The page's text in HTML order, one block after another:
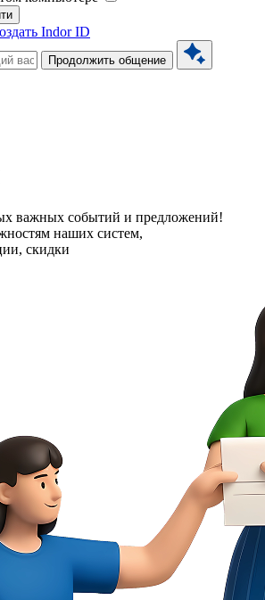
Indor ID
Продолжить общение
важных событий и предложений!
наших систем,
скидки